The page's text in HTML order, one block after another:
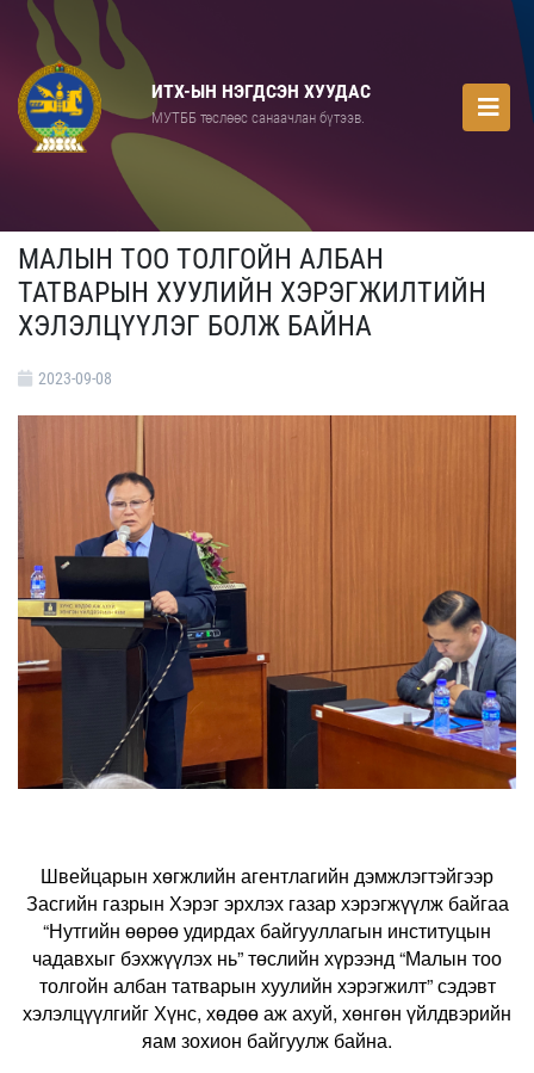
ИТХ-ЫН НЭГДСЭН ХУУДАС
МУТББ төслөөс санаачлан бүтээв.
МАЛЫН ТОО ТОЛГОЙН АЛБАН
ТАТВАРЫН ХУУЛИЙН ХЭРЭГЖИЛТИЙН
ХЭЛЭЛЦҮҮЛЭГ БОЛЖ БАЙНА
2023-09-08
Швейцарын хөгжлийн агентлагийн дэмжлэгтэйгээр
Засгийн газрын Хэрэг эрхлэх газар хэрэгжүүлж байгаа
“Нутгийн өөрөө удирдах байгууллагын институцын
чадавхыг бэхжүүлэх нь” төслийн хүрээнд “Малын тоо
толгойн албан татварын хуулийн хэрэгжилт” сэдэвт
хэлэлцүүлгийг Хүнс, хөдөө аж ахуй, хөнгөн үйлдвэрийн
яам зохион байгуулж байна.